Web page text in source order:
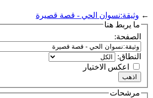
← وثيقة:نسوان الحي - قصة قصيرة
ما يربط هنا
الصفحة:
النطاق:
اعكس الاختيار
مرشحات